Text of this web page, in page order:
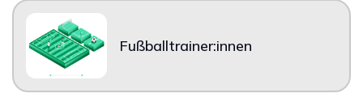
Fußballtrainer:innen